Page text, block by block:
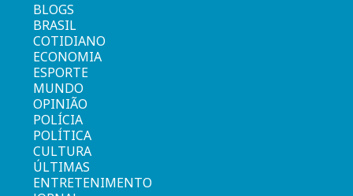
BLOGS
BRASIL
COTIDIANO
ECONOMIA
ESPORTE
MUNDO
OPINIÃO
POLÍCIA
POLÍTICA
CULTURA
ÚLTIMAS
ENTRETENIMENTO